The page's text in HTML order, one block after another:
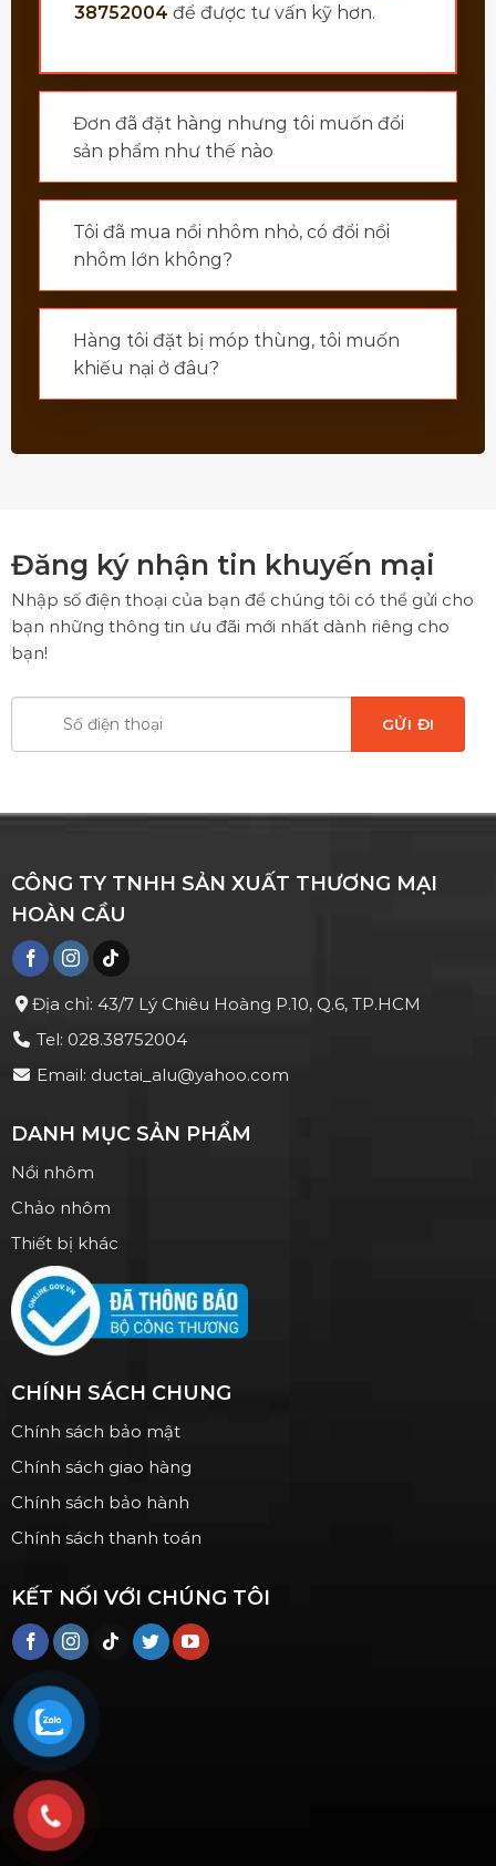
38752004 để được tư vấn kỹ hơn.
Đơn đã đặt hàng nhưng tôi muốn đổi
sản phẩm như thế nào
Tôi đã mua nồi nhôm nhỏ, có đổi nồi
nhôm lớn không?
Hàng tôi đặt bị móp thùng, tôi muốn
khiếu nại ở đâu?
Đăng ký nhận tin khuyến mại
Nhập số điện thoại của bạn để chúng tôi có thể gửi cho
bạn những thông tin ưu đãi mới nhất dành riêng cho
bạn!
CÔNG TY TNHH SẢN XUẤT THƯƠNG MẠI
HOÀN CẦU
Địa chỉ: 43/7 Lý Chiêu Hoàng P.10, Q.6, TP.HCM
Tel: 028.38752004
Email: ductai_alu@yahoo.com
DANH MỤC SẢN PHẨM
Nồi nhôm
Chảo nhôm
Thiết bị khác
CHÍNH SÁCH CHUNG
Chính sách bảo mật
Chính sách giao hàng
Chính sách bảo hành
Chính sách thanh toán
KẾT NỐI VỚI CHÚNG TÔI